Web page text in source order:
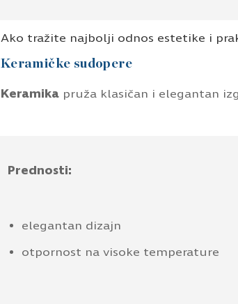
Ako tražite najbolji odnos estetike i
Keramičke sudopere
Keramika pruža klasičan i elegantan
Prednosti:
elegantan dizajn
otpornost na visoke temperature